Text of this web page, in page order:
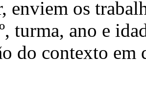
enviem os
turma, ano e
do contexto em